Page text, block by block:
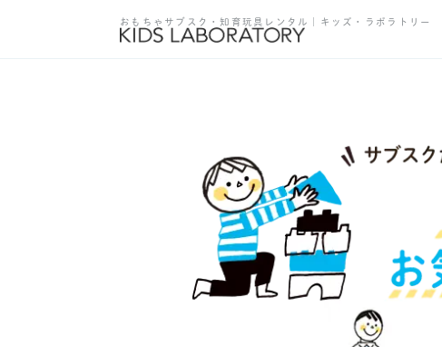
おもちゃサブスク・知育玩具レンタル｜キッズ・ラボラトリー